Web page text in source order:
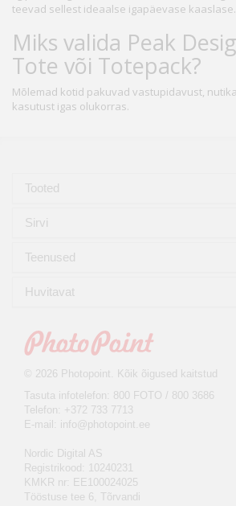
teevad sellest ideaalse igapäevase kaaslase.
Miks valida Peak
Tote või Totepack?
Mõlemad kotid pakuvad vastupidavust,
kasutust igas olukorras.
Tooted
Sirvi
Teenused
Huvitavat
© 2026 Photopoint. Kõik õigused kaitstud
Tasuta infotelefon: 800 FOTO / 800 3686
Telefon: +372 733 7713
E-mail: info@photopoint.ee
Nordic Digital AS
Registrikood: 10240231
KMKR nr: EE100024025
Tööstuse tee 6, Tõrvandi